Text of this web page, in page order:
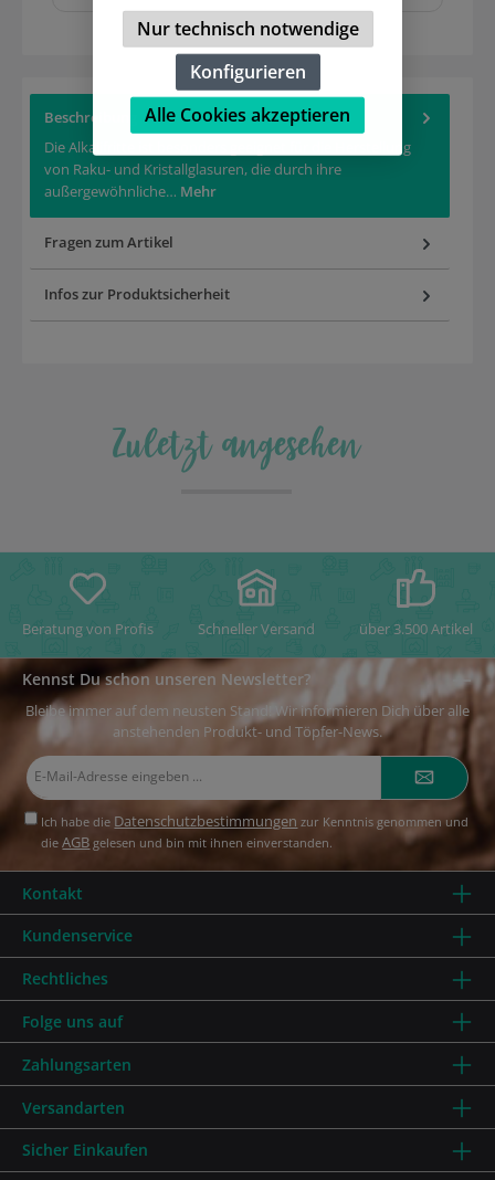
Beschreibung
Die Alkalifritte ist besonders geeignet für die Herstellung
von Raku- und Kristallglasuren, die durch ihre
außergewöhnliche… Mehr
Fragen zum Artikel
Infos zur Produktsicherheit
Zuletzt angesehen
Beratung von Profis Schneller Versand über 3.500 Artikel
Kennst Du schon unseren Newsletter?
Bleibe immer auf dem neusten Stand! Wir informieren Dich über alle
anstehenden Produkt- und Töpfer-News.
Ich habe die Datenschutzbestimmungen zur Kenntnis genommen und
dieAGB gelesen und bin mit ihnen einverstanden.
Kundenservice
Rechtliches
Kontakt
Zahlungsarten
Versandarten
Sicher Einkaufen
Folge uns auf
Nur technisch notwendige
Konfigurieren
Alle Cookies akzeptieren